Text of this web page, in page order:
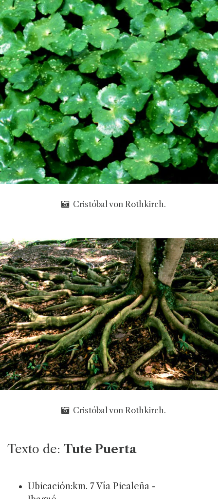
Cristóbal von Rothkirch.
Cristóbal von Rothkirch.
Texto de: Tute Puerta
Ubicación:km. 7 Vía Picaleña -